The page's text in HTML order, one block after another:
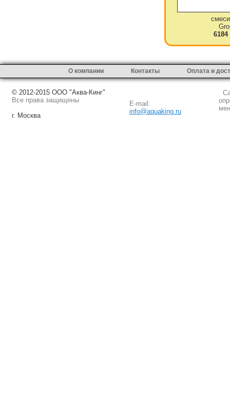
6184
О компании Контакты Оплата и
© 2012-2015 ООО "Аква-Кинг"
Все права защищены
г. Москва
E-mail:
info@aquaking.ru